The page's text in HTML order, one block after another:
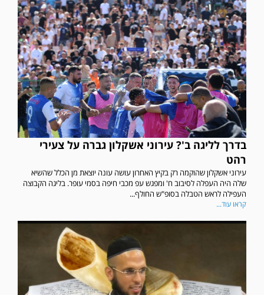
בדרך לליגה ב'? עירוני אשקלון גברה על צעירי
רהט
עירוני אשקלון שהוקמה רק בקיץ האחרון עושה עונה יוצאת מן הכלל שהשיא
שלה היה העפלה לסיבוב ח' ומפגש עפ מכבי חיפה בסמי עופר. בליגה הקבוצה
העפילה לראש הטבלה בסופ"ש החולף...
קראו עוד...